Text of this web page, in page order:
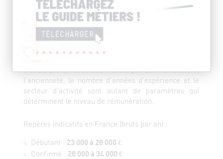
LE SALAIRE DU TECHNICIEN SYSTÈMES
. Par ailleurs,
l’ancienneté, le nombre d’années d’expérience et le
secteur d’activité sont autant de paramètres qui
déterminent le niveau de rémunération.
Repères indicatifs en France (bruts par an) :
Débutant : 23 000 à 28 000 €
Confirmé : 28 000 à 34 000 €